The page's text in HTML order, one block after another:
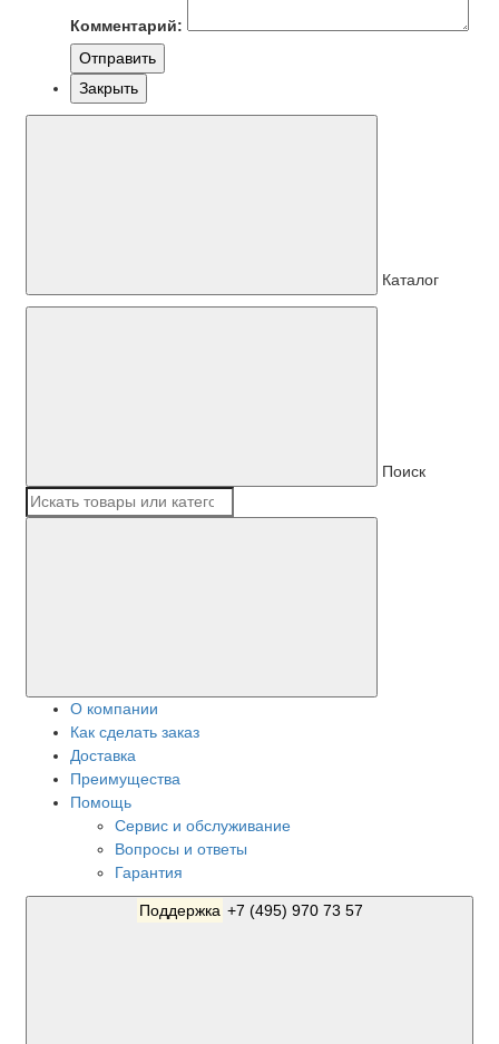
Комментарий:
Отправить
Закрыть
Каталог
Поиск
О компании
Как сделать заказ
Доставка
Преимущества
Помощь
Сервис и обслуживание
Вопросы и ответы
Гарантия
Поддержка